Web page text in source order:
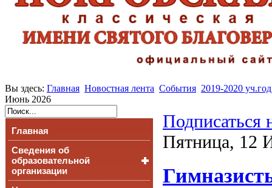
Вы здесь: Главная Новостная лента События 2019-2020 уч.год
Июнь 2026
Главная
Сведения об
образовательной
организации
Подписаться
Пятница, 12